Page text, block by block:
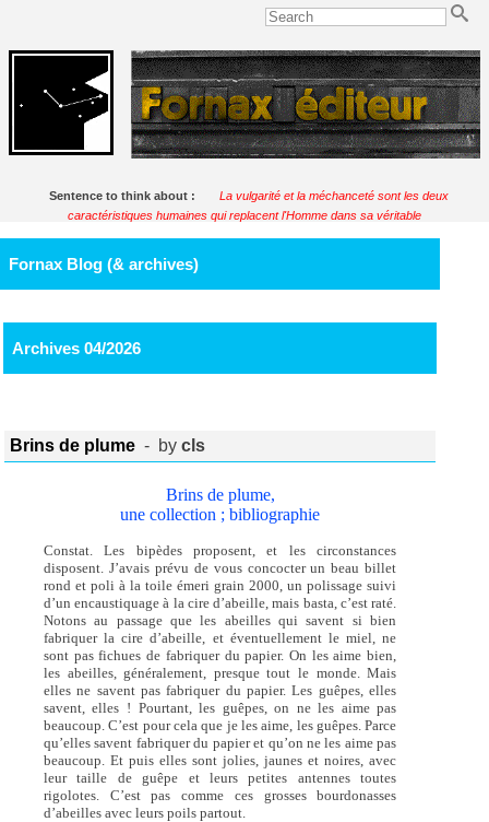
Sentence to think about :
La vulgarité et la méchanceté sont les deux
caractéristiques humaines qui replacent l'Homme dans sa véritable
Fornax Blog (& archives)
Archives 04/2026
Brins de plume - bycls
Brins de plume,
une collection ; bibliographie
Constat. Les bipèdes proposent, et les circonstances
disposent. J’avais prévu de vous concocter un beau billet
rond et poli à la toile émeri grain 2000, un polissage suivi
d’un encaustiquage à la cire d’abeille, mais basta, c’est raté.
Notons au passage que les abeilles qui savent si bien
fabriquer la cire d’abeille, et éventuellement le miel, ne
sont pas fichues de fabriquer du papier. On les aime bien,
les abeilles, généralement, presque tout le monde. Mais
elles ne savent pas fabriquer du papier. Les guêpes, elles
savent, elles ! Pourtant, les guêpes, on ne les aime pas
beaucoup. C’est pour cela que je les aime, les guêpes. Parce
qu’elles savent fabriquer du papier et qu’on ne les aime pas
beaucoup. Et puis elles sont jolies, jaunes et noires, avec
leur taille de guêpe et leurs petites antennes toutes
rigolotes. C’est pas comme ces grosses bourdonasses
d’abeilles avec leurs poils partout.